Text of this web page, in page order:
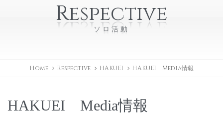
Respective
ソロ活動
Home Respective HAKUEI HAKUEI Media情報
HAKUEI Media情報